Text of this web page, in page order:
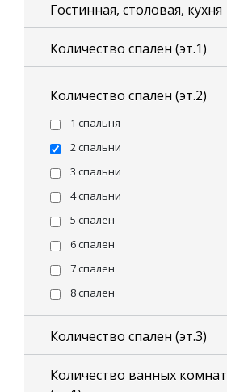
Гостинная, столовая, кухня
Количество спален (эт.1)
Количество спален (эт.2)
1 спальня
2 спальни
3 спальни
4 спальни
5 спален
6 спален
7 спален
8 спален
Количество спален (эт.3)
Количество ванных комнат